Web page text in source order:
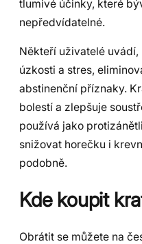
tlumivé účinky, které
nepředvídatelné.
Někteří uživatelé
úzkosti a stres,
abstinenční příznaky.
bolestí a zlepšuje
používá jako
snižovat horečku i
podobně.
Kde koupit
Obrátit se můžete na